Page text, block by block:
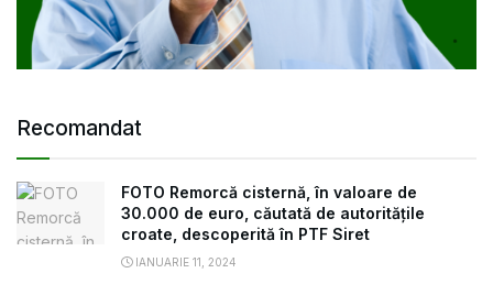
Recomandat
FOTO Remorcă cisternă, în valoare de
30.000 de euro, căutată de autoritățile
croate, descoperită în PTF Siret
IANUARIE 11, 2024